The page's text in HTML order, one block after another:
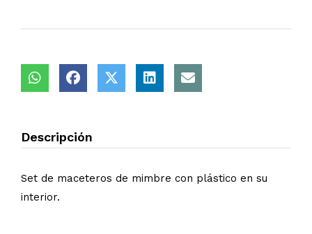
Descripción
Set de maceteros de mimbre con plástico en su
interior.